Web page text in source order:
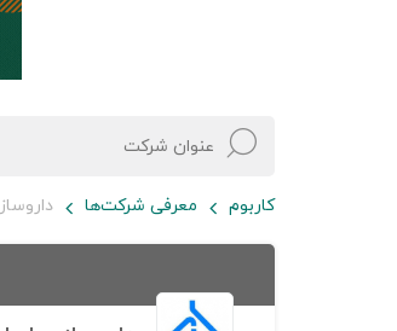
کاربوم معرفی شرکت‌ها